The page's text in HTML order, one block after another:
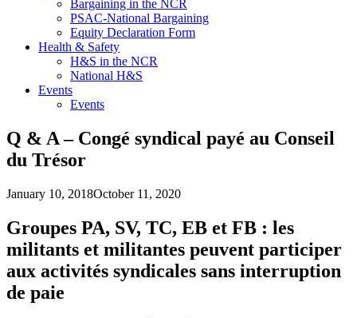
Bargaining in the NCR
PSAC-National Bargaining
Equity Declaration Form
Health & Safety
H&S in the NCR
National H&S
Events
Events
Q & A – Congé syndical payé au Conseil
du Trésor
January 10, 2018October 11, 2020
Groupes PA, SV, TC, EB et FB : les
militants et militantes peuvent participer
aux activités syndicales sans interruption
de paie